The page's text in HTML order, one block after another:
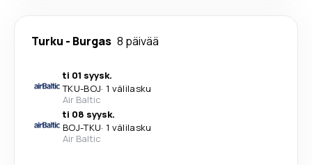
Turku - Burgas 8 päivää
ti 01 syysk.
TKU-BOJ· 1 välilasku
Air Baltic
ti 08 syysk.
BOJ-TKU· 1 välilasku
Air Baltic